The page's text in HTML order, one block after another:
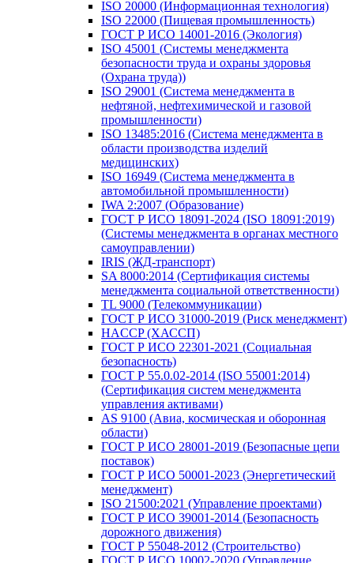
ISO 20000 (Информационная технология)
ISO 22000 (Пищевая промышленность)
ГОСТ Р ИСО 14001-2016 (Экология)
ISO 45001 (Системы менеджмента
безопасности труда и охраны здоровья
(Охрана труда))
ISO 29001 (Система менеджмента в
нефтяной, нефтехимической и газовой
промышленности)
ISO 13485:2016 (Система менеджмента в
области производства изделий
медицинских)
ISO 16949 (Система менеджмента в
автомобильной промышленности)
IWA 2:2007 (Образование)
ГОСТ Р ИСО 18091-2024 (ISO 18091:2019)
(Системы менеджмента в органах местного
самоуправлении)
IRIS (ЖД-транспорт)
SA 8000:2014 (Сертификация системы
менеджмента социальной ответственности)
TL 9000 (Телекоммуникации)
ГОСТ Р ИСО 31000-2019 (Риск менеджмент)
HACCP (ХАССП)
ГОСТ Р ИСО 22301-2021 (Социальная
безопасность)
ГОСТ Р 55.0.02-2014 (ISO 55001:2014)
(Сертификация систем менеджмента
управления активами)
AS 9100 (Авиа, космическая и оборонная
области)
ГОСТ Р ИСО 28001-2019 (Безопасные цепи
поставок)
ГОСТ Р ИСО 50001-2023 (Энергетический
менеджмент)
ISO 21500:2021 (Управление проектами)
ГОСТ Р ИСО 39001-2014 (Безопасность
дорожного движения)
ГОСТ Р 55048-2012 (Строительство)
ГОСТ Р ИСО 10002-2020 (Управление